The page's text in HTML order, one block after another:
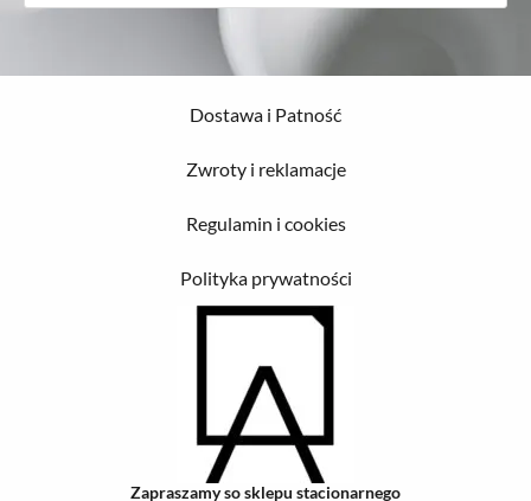
Dostawa i Patność
Zwroty i reklamacje
Regulamin i cookies
Polityka prywatności
Zapraszamy so sklepu stacionarnego